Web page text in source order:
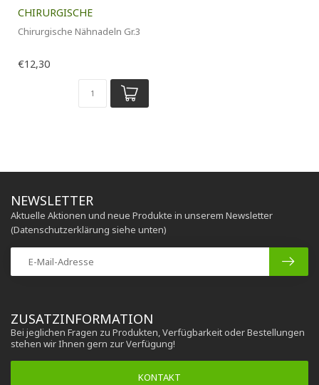
CHIRURGISCHE
Chirurgische Nähnadeln Gr.3
€12,30
ZUSATZINFORMATION
Bei jeglichen Fragen zu Produkten, Verfügbarkeit oder Bestellungen
stehen wir Ihnen gern zur Verfügung!
KONTAKT
NEWSLETTER
Aktuelle Aktionen und neue Produkte in unserem Newsletter
(Datenschutzerklärung siehe unten)